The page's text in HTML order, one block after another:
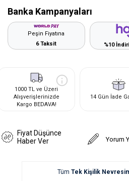
Banka Kampanyaları
Peşin Fiyatına
6 Taksit
%10
1000 TL ve Üzeri
Alışverişlerinizde
Kargo BEDAVA!
14 Gün İade
Fiyat Düşünce
Haber Ver
Yorum
Tüm Tek Kişilik Nevresim